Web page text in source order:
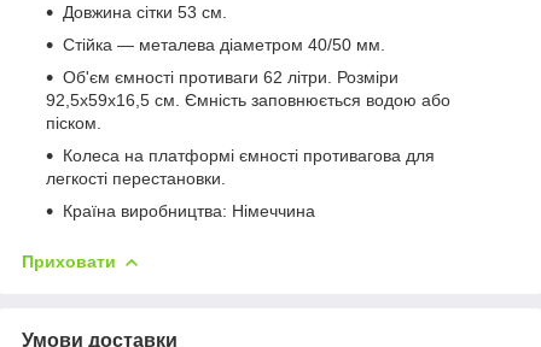
Довжина сітки 53 см.
Стійка — металева діаметром 40/50 мм.
Об'єм ємності противаги 62 літри. Розміри
92,5x59x16,5 см. Ємність заповнюється водою або
піском.
Колеса на платформі ємності противагова для
легкості перестановки.
Країна виробництва: Німеччина
Приховати
Умови доставки